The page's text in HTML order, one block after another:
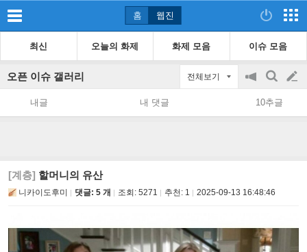
홈 웹진
최신 오늘의 화제 화제 모음 이슈 모음
오픈 이슈 갤러리 전체보기
공
지
on/off
검
색
글
쓰
내글 내 댓글 10추글
[계층] 할머니의 유산
니카이도후미 댓글: 5 개 조회: 5271 추천: 1 2025-09-13 16:48:46